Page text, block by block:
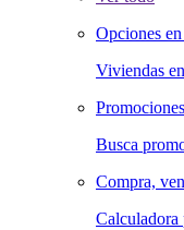
Opciones
Viviendas
Promociones
Busca
Compra,
Calculadora